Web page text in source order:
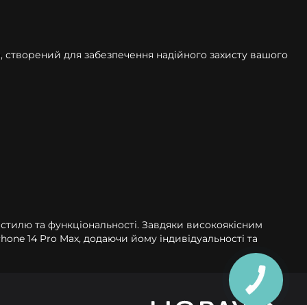
для забезпечення надійного захисту вашого
та функціональності. Завдяки високоякісним
14 Pro Max, додаючи йому індивідуальності та